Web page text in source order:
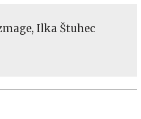
Ilka Štuhec